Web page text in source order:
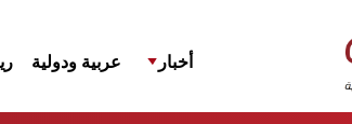
أخبار عربية ودولية